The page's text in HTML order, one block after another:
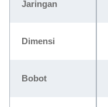
Jaringan
Dimensi
Bobot